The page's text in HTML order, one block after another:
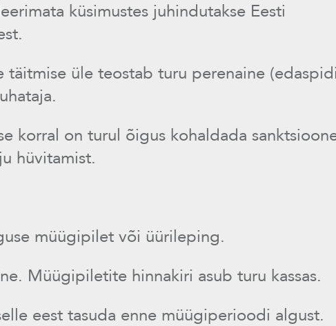
küsimustes juhindutakse Eesti
üle teostab turu perenaine (edaspidi
korral on turul õigus kohaldada
hüvitamist.
müügipilet või üürileping.
Müügipiletite hinnakiri asub turu kassas.
eest tasuda enne müügiperioodi algust.